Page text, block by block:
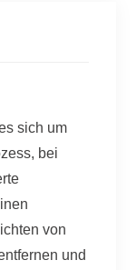
sich um
bei
von
und